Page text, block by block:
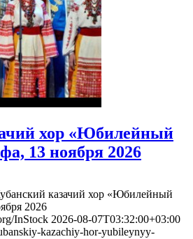
хор «Юбилейный
13 ноября 2026
казачий хор «Юбилейный
2026
InStock 2026-08-07T03:32:00+03:00
kazachiy-hor-yubileynyy-